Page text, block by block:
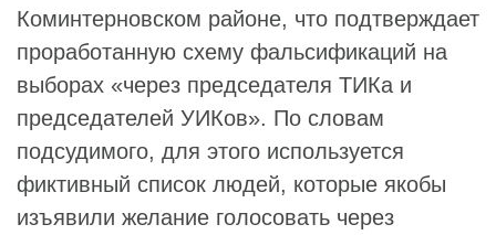
Коминтерновском районе, что подтверждает
проработанную схему фальсификаций на
выборах «через председателя ТИКа и
председателей УИКов». По словам
подсудимого, для этого используется
фиктивный список людей, которые якобы
изъявили желание голосовать через